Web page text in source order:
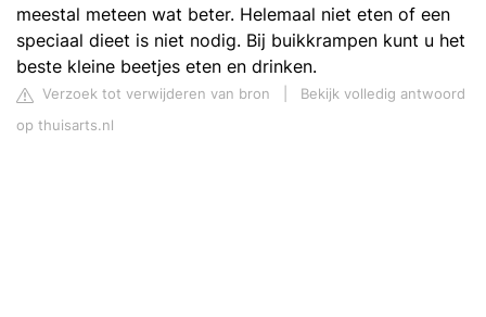
meestal meteen wat beter. Helemaal niet eten of een
speciaal dieet is niet nodig. Bij buikkrampen kunt u het
beste kleine beetjes eten en drinken.
Verzoek tot verwijderen van bron
Bekijk volledig antwoord
op thuisarts.nl